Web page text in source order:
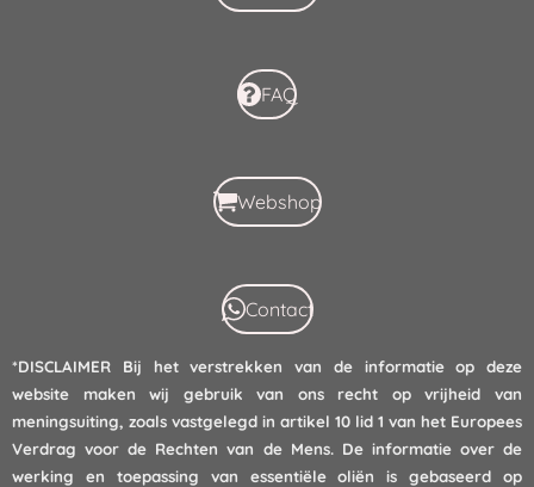
FAQ
Webshop
Contact
*DISCLAIMER
Bij het verstrekken van de informatie op deze
website maken wij gebruik van ons recht op vrijheid van
meningsuiting, zoals vastgelegd in artikel 10 lid 1 van het Europees
Verdrag voor de Rechten van de Mens. De informatie over de
werking en toepassing van essentiële oliën is gebaseerd op